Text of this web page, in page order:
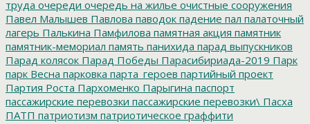
труда очереди очередь на жилье очистные сооружения
Павел Малышев Павлова паводок падение пал палаточный
лагерь Палькина Памфилова памятная акция памятник
памятник-мемориал память панихида парад выпускников
Парад колясок Парад Победы Парасибириада-2019 Парк
парк Весна парковка парта_героев партийный проект
Партия Роста Пархоменко Парыгина паспорт
пассажирские перевозки пассажирские перевозки\ Пасха
ПАТП патриотизм патриотическое граффити